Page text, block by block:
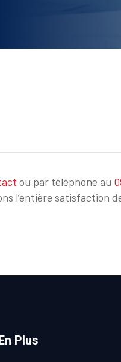
ou par téléphone au
l’entière satisfaction
Plus